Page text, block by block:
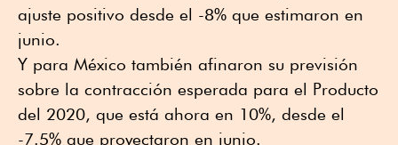
ajuste positivo desde el -8% que estimaron en
junio.
Y para México también afinaron su previsión
sobre la contracción esperada para el Producto
del 2020, que está ahora en 10%, desde el
-7.5% que proyectaron en junio.